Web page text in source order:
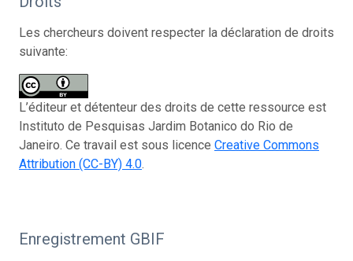
Les chercheurs doivent respecter la déclaration de droits
suivante:
L’éditeur et détenteur des droits de cette ressource est
Instituto de Pesquisas Jardim Botanico do Rio de
Janeiro. Ce travail est sous licence Creative Commons
Attribution (CC-BY) 4.0.
Enregistrement GBIF